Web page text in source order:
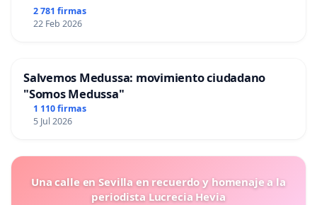
2 781 firmas
22 Feb 2026
Salvemos Medussa: movimiento ciudadano
"Somos Medussa"
1 110 firmas
5 Jul 2026
Una calle en Sevilla en recuerdo y homenaje a la
periodista Lucrecia Hevia